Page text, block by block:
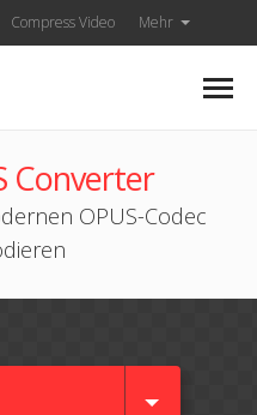
Compress Video Mehr
Converter
OPUS-Codec